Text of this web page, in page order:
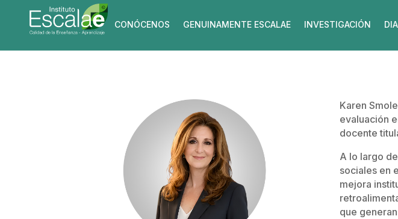
CONÓCENOS GENUINAMENTE ESCALAE INVESTIGACIÓN
Karen
evaluación
docente
A lo largo
sociales en
mejora
que